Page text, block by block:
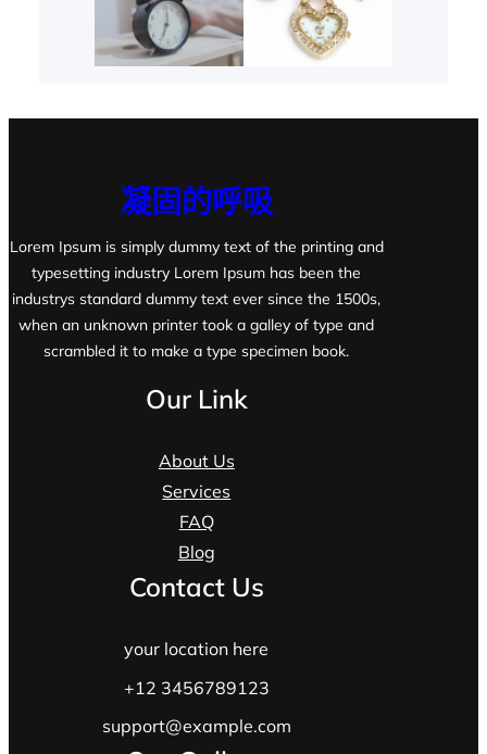
凝固的呼吸
Lorem Ipsum is simply dummy text of the printing and
typesetting industry Lorem Ipsum has been the
industrys standard dummy text ever since the 1500s,
when an unknown printer took a galley of type and
scrambled it to make a type specimen book.
Our Link
About Us
Services
FAQ
Blog
Contact Us
your location here
+12 3456789123
support@example.com